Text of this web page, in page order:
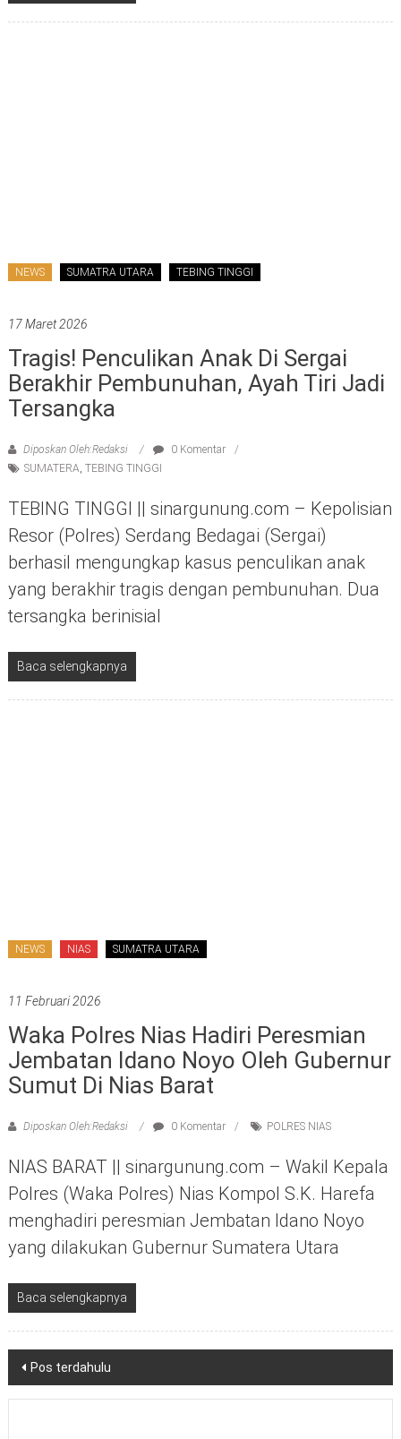
NEWS SUMATRA UTARA TEBING TINGGI
17 Maret 2026
Tragis! Penculikan Anak Di Sergai
Berakhir Pembunuhan, Ayah Tiri Jadi
Tersangka
Diposkan Oleh:Redaksi
0 Komentar
SUMATERA TEBING TINGGI
TEBING TINGGI || sinargunung.com – Kepolisian
Resor (Polres) Serdang Bedagai (Sergai)
berhasil mengungkap kasus penculikan anak
yang berakhir tragis dengan pembunuhan. Dua
tersangka berinisial
Baca selengkapnya
NEWS NIAS SUMATRA UTARA
11 Februari 2026
Waka Polres Nias Hadiri Peresmian
Jembatan Idano Noyo Oleh Gubernur
Sumut Di Nias Barat
Diposkan Oleh:Redaksi 0 Komentar POLRES NIAS
NIAS BARAT || sinargunung.com – Wakil Kepala
Polres (Waka Polres) Nias Kompol S.K. Harefa
menghadiri peresmian Jembatan Idano Noyo
yang dilakukan Gubernur Sumatera Utara
Baca selengkapnya
Navigasi
pos
Pos terdahulu